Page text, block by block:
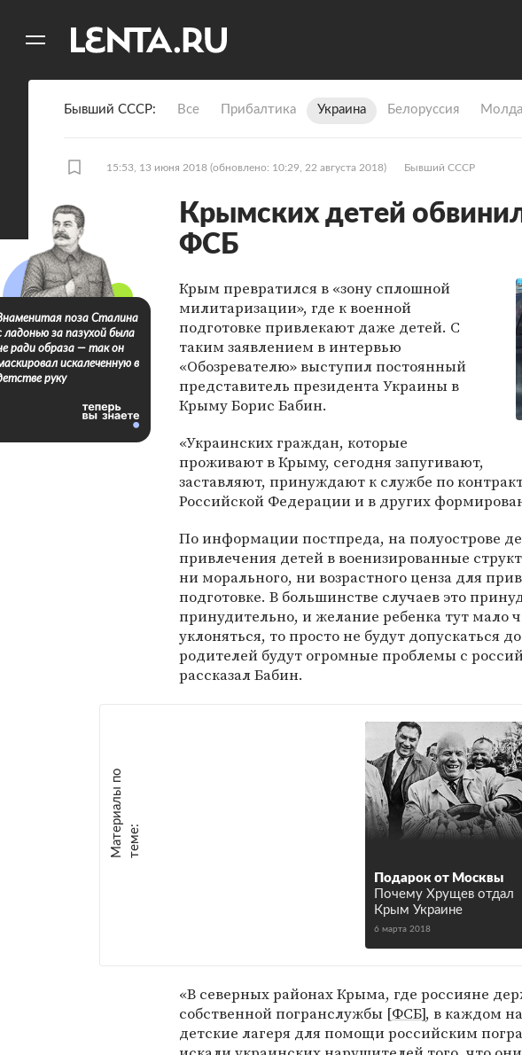
Бывший СССР Все Прибалтика Украина Белоруссия
15:53, 13 июня 2018 (обновлено: 10:29, 22 августа 2018) Бывший СССР
Крымских детей
ФСБ
Крым превратился в «зону сплошной
милитаризации», где к военной
подготовке привлекают даже детей. С
таким заявлением в интервью
«Обозревателю» выступил постоянный
представитель президента Украины в
Крыму Борис Бабин.
«Украинских граждан, которые
проживают в Крыму, сегодня запугивают,
заставляют, принуждают к службе по
Российской Федерации и в других
По информации постпреда, на полуострове
привлечения детей в военизированные
ни морального, ни возрастного ценза для
подготовке. В большинстве случаев это
принудительно, и желание ребенка тут мало
уклоняться, то просто не будут допускаться
родителей будут огромные проблемы с
рассказал Бабин.
М
а
т е
р
и
а
л
ы
п
о
т
е
м
е :
Подарок от Москвы
Почему Хрущев отдал
Крым Украине
6 марта 2018
«В северных районах Крыма, где россияне
собственной погранслужбы [ФСБ], в каждом
детские лагеря для помощи российским
поза Сталина
ладонью за пазухой была
ради образа — так он
искалеченную в
руку